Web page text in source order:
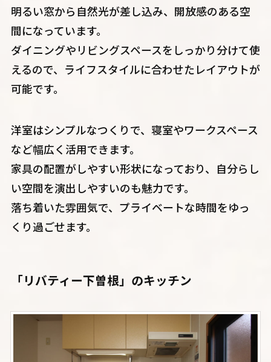
明るい窓から自然光が差し込み、開放感のある空
間になっています。
ダイニングやリビングスペースをしっかり分けて使
えるので、ライフスタイルに合わせたレイアウトが
可能です。
洋室はシンプルなつくりで、寝室やワークスペース
など幅広く活用できます。
家具の配置がしやすい形状になっており、自分らし
い空間を演出しやすいのも魅力です。
落ち着いた雰囲気で、プライベートな時間をゆっ
くり過ごせます。
「リバティー下曽根」のキッチン